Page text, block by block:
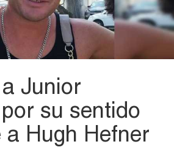
Junior
su sentido
a Hugh Hefner